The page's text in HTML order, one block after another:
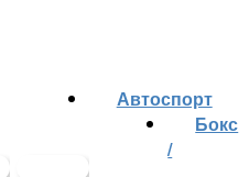
Автоспорт
Бокс
/